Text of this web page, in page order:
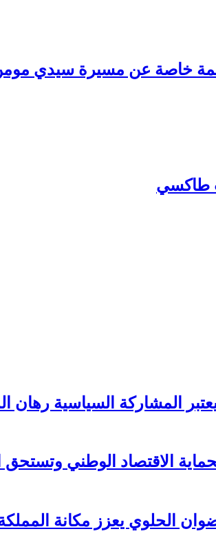
كلمة خاصة عن مسيرة سيدي
طاكسي
المشاركة السياسية رهان
الاقتصاد الوطني وتستحق